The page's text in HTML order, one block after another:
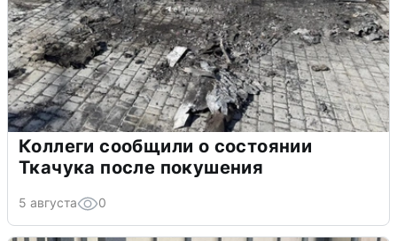
Коллеги сообщили о состоянии
Ткачука после покушения
5 августа 0